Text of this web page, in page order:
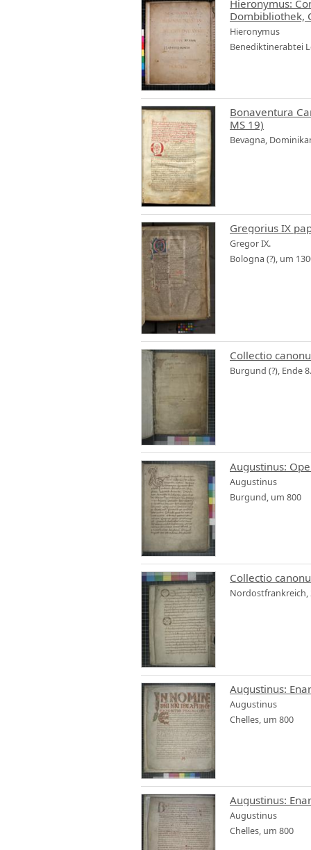
Hieronymus:
Dombibliothek,
Hieronymus
Benediktinerabtei
Bonaventura
MS 19)
Bevagna,
Gregorius IX
Gregor IX.
Bologna (?), um
Collectio
Burgund (?), Ende
Augustinus:
Augustinus
Burgund, um 800
Collectio
Nordostfrankreich,
Augustinus
Chelles, um 800
Augustinus
Chelles, um 800